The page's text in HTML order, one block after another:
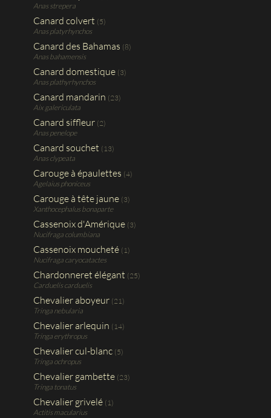
Anas strepera
Canard colvert (5)
Anas platyrhynchos
Canard des Bahamas (8)
Anas bahamensis
Canard domestique (3)
Anas plathyrhynchos
Canard mandarin (23)
Aix galericulata
Canard siffleur (2)
Anas penelope
Canard souchet (13)
Anas clypeata
Carouge à épaulettes (4)
Agelaius phoniceus
Carouge à tête jaune (3)
Xanthocephalus bonaparte
Cassenoix d'Amérique (3)
Nucifraga columbiana
Cassenoix moucheté (1)
Nucifraga caryocatactes
Chardonneret élégant (25)
Carduelis carduelis
Chevalier aboyeur (21)
Tringa nebularia
Chevalier arlequin (14)
Tringa erythropus
Chevalier cul-blanc (5)
Tringa ochropus
Chevalier gambette (23)
Tringa tonatus
Chevalier grivelé (1)
Actitis macularius